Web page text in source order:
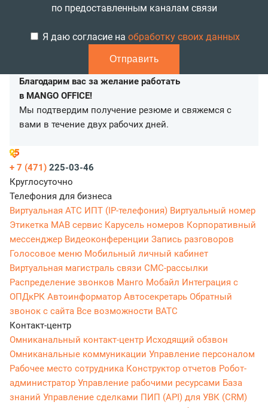
по предоставленным каналам связи
Я даю согласие на обработку своих данных
Отправить
Благодарим вас за желание работать
в MANGO OFFICE!
Мы подтвердим получение резюме и свяжемся с
вами в течение двух рабочих дней.
+ 7 (471) 225-03-46
Круглосуточно
Телефония для бизнеса
Виртуальная АТС ИПТ (IP-телефония) Виртуальный номер
Этикетка МАВ сервис Карусель номеров Корпоративный
мессенджер Видеоконференции Запись разговоров
Голосовое меню Мобильный личный кабинет
Виртуальная магистраль связи СМС-рассылки
Распределение звонков Манго Мобайл Интеграция с
ОПДкРК Автоинформатор Автосекретарь Обратный
звонок с сайта Все возможности ВАТС
Контакт-центр
Омниканальный контакт-центр Исходящий обзвон
Омниканальные коммуникации Управление персоналом
Рабочее место сотрудника Конструктор отчетов Робот-
администратор Управление рабочими ресурсами База
знаний Управление сделками ПИП (API) для УВК (CRM)